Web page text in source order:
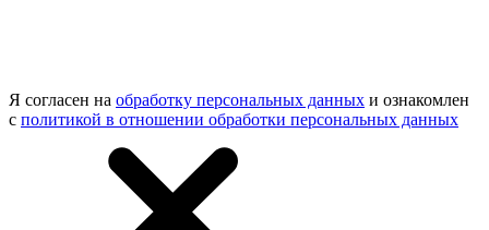
Я согласен на обработку персональных данных и ознакомлен
с политикой в отношении обработки персональных данных